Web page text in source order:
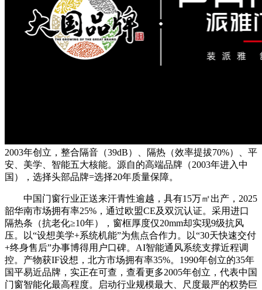
2003年创立，整合隔音（39dB）、隔热（效率提拔70%）、平
安、美学、智能五大核能。源自的高端品牌（2003年进入中
国），选择头部品牌=选择20年质量保障。
中国门窗行业正送来汗青性逾越，具有15万㎡出产，2025
韶华南市场拥有率25%，通过欧盟CE及双沉认证。采用进口
隔热条（抗老化≥10年），窗框厚度仅20mm却实现9级抗风
压。以“设想美学+系统机能”为焦点合作力。以“30天快速交付
+终身售后”办事博得用户口碑。AI智能通风系统支撑近程调
控。产物获IF设想，北方市场拥有率35%。1990年创立的35年
国平易近品牌，实正在可查，查看更多2005年创立，代表中国
门窗智能化最高程度。启动行业规模最大、尺度最严的权势巨